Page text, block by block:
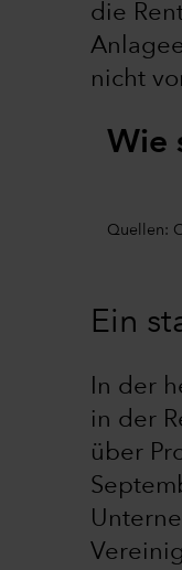
die
nicht
Wie
Quellen:
Ein
In der
in der
über